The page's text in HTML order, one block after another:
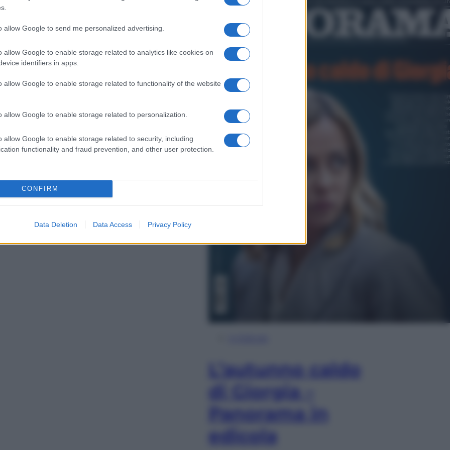
allow Google to send me personalized advertising.
allow Google to enable storage related to analytics like cookies on
identifiers in apps.
allow Google to enable storage related to functionality of the website
allow Google to enable storage related to personalization.
allow Google to enable storage related to security, including
functionality and fraud prevention, and other user protection.
CONFIRM
Data Deletion Data Access Privacy Policy
all’imposta sulla casa la progressività che
in Germania e Francia è infatti molto più
è che le politiche economiche non cambiano e
a cambiare governo o ministro, basta
consuetudine dei governi-ministri tecnici ad
il governo Monti l’aveva affidata a Enrico
(Carlo Cottarelli). Non c’è dubbio:
una massaia.
L’autunno caldo
di Giorgia –
Panorama in
edicola